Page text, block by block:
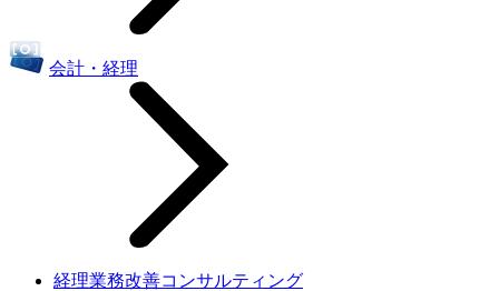
会計・経理
経理業務改善コンサルティング